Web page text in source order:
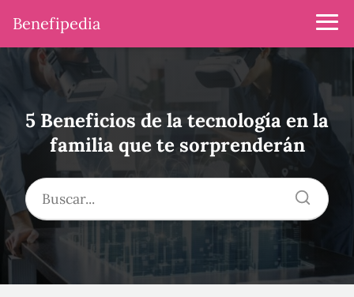
Benefipedia
5 Beneficios de la tecnología en la
familia que te sorprenderán